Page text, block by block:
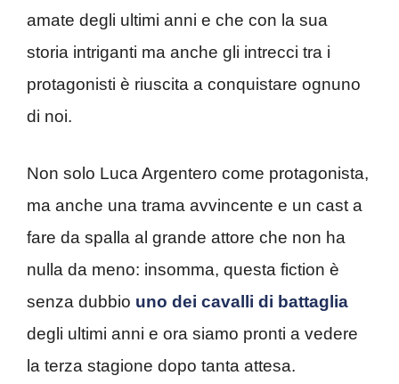
amate degli ultimi anni e che con la sua
storia intriganti ma anche gli intrecci tra i
protagonisti è riuscita a conquistare ognuno
di noi.
Non solo Luca Argentero come protagonista,
ma anche una trama avvincente e un cast a
fare da spalla al grande attore che non ha
nulla da meno: insomma, questa fiction è
senza dubbio uno dei cavalli di battaglia
degli ultimi anni e ora siamo pronti a vedere
la terza stagione dopo tanta attesa.